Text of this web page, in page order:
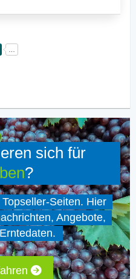
sich für
?
Seiten. Hier
Angebote,